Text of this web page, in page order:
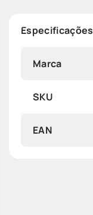
Especificações
Marca
SKU
EAN